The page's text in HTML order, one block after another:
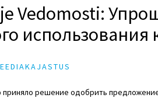
Vedomosti:
приняло решение одобрить